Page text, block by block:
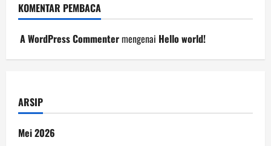
KOMENTAR PEMBACA
A WordPress Commentermengenai Hello world!
ARSIP
Mei 2026